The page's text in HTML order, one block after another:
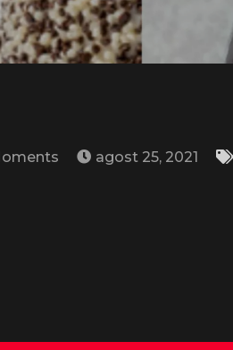
agost 25, 2021